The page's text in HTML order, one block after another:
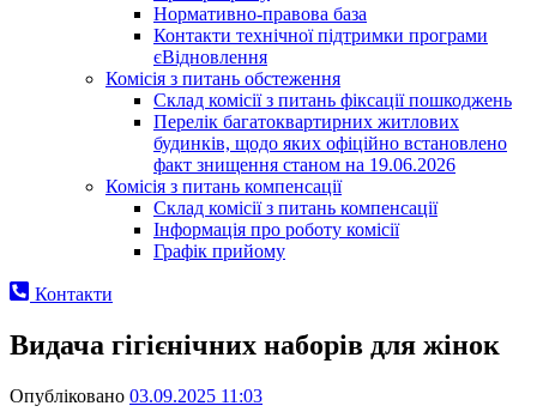
Нормативно-правова база
Контакти технічної підтримки програми
єВідновлення
Комісія з питань обстеження
Склад комісії з питань фіксації пошкоджень
Перелік багатоквартирних житлових
будинків, щодо яких офіційно встановлено
факт знищення станом на 19.06.2026
Комісія з питань компенсації
Склад комісії з питань компенсації
Інформація про роботу комісії
Графік прийому
Контакти
Видача гігієнічних наборів для жінок
Опубліковано 03.09.2025 11:03